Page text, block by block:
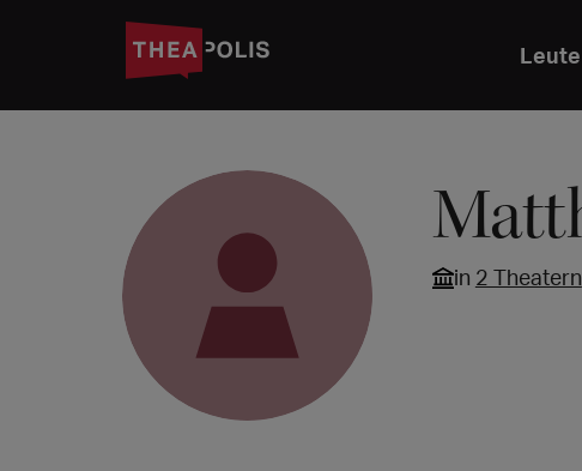
Leute
in 2 Theatern